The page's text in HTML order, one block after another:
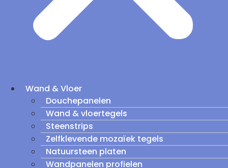
Wand & Vloer
Douchepanelen
Wand & vloertegels
Steenstrips
Zelfklevende mozaïek tegels
Natuursteen platen
Wandpanelen profielen